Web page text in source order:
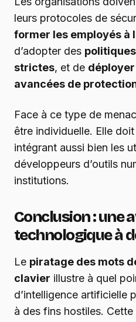
leurs protocoles de
former les employés à
d’adopter des
strictes, et de
avancées de
Face à ce type de
être individuelle. Elle
intégrant aussi bien les
développeurs d’outils
institutions.
Conclusion : une
technologique à
Le piratage des mots
clavier illustre à quel
d’intelligence artificielle
à des fins hostiles.